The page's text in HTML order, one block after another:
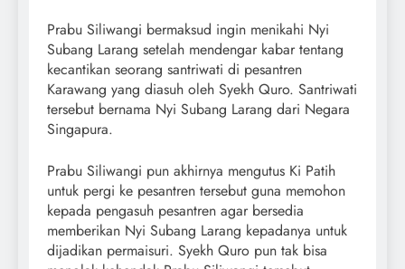
Prabu Siliwangi bermaksud ingin menikahi Nyi
Subang Larang setelah mendengar kabar tentang
kecantikan seorang santriwati di pesantren
Karawang yang diasuh oleh Syekh Quro. Santriwati
tersebut bernama Nyi Subang Larang dari Negara
Singapura.
Prabu Siliwangi pun akhirnya mengutus Ki Patih
untuk pergi ke pesantren tersebut guna memohon
kepada pengasuh pesantren agar bersedia
memberikan Nyi Subang Larang kepadanya untuk
dijadikan permaisuri. Syekh Quro pun tak bisa